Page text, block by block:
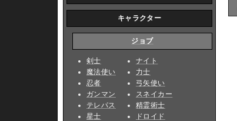
キャラクター
ジョブ
剣士
魔法使い
忍者
ガンマン
テレパス
星士
ナイト
力士
弓矢使い
スネイカー
精霊術士
ドロイド